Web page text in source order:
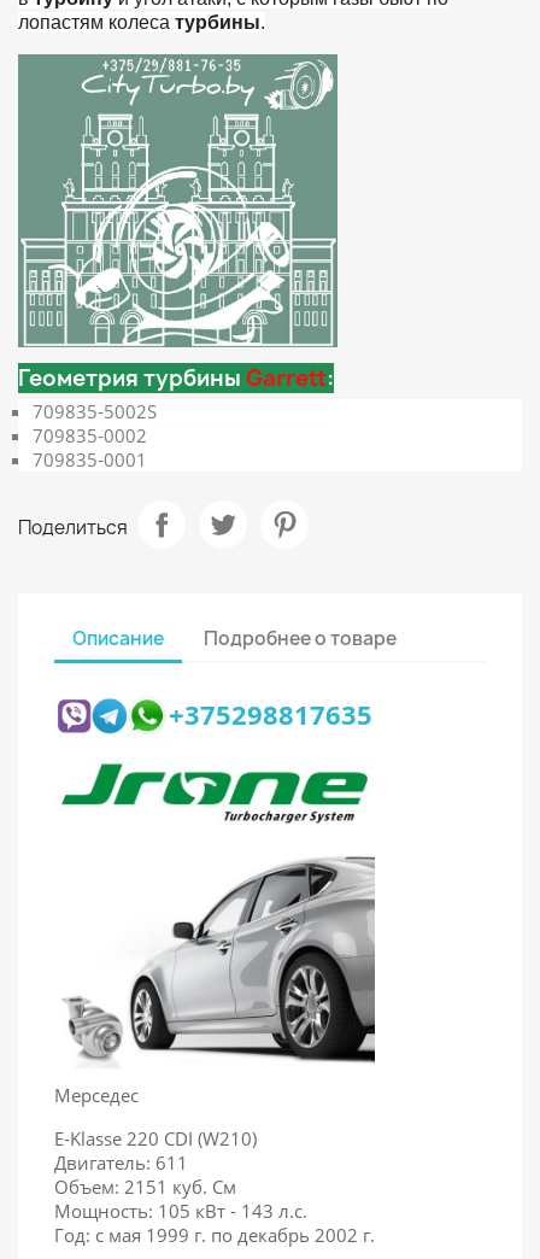
лопастям колеса турбины.
Геометрия турбины Garrett:
709835-5002S
709835-0002
709835-0001
Поделиться
Описание Подробнее о товаре
+375298817635
Мерседес
E-Klasse 220 CDI (W210)
Двигатель: 611
Объем: 2151 куб. См
Мощность: 105 кВт - 143 л.с.
Год: с мая 1999 г. по декабрь 2002 г.